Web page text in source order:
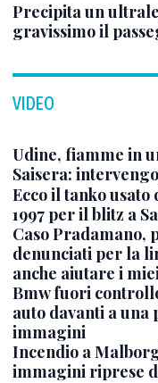
Precipita un
gravissimo il
VIDEO
Udine, fiamme in
Saisera:
Ecco il tanko
1997 per il blitz a
Caso Pradamano,
denunciati per la
anche aiutare i
Bmw fuori
auto davanti a una
immagini
Incendio a
immagini riprese